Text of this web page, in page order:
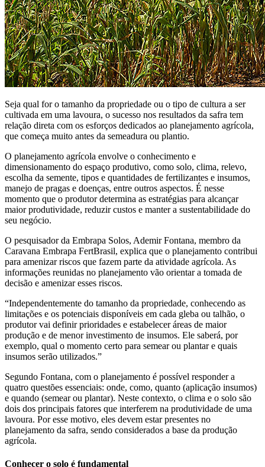
Seja qual for o tamanho da propriedade ou o tipo de cultura a ser
cultivada em uma lavoura, o sucesso nos resultados da safra tem
relação direta com os esforços dedicados ao planejamento agrícola,
que começa muito antes da semeadura ou plantio.
O planejamento agrícola envolve o conhecimento e
dimensionamento do espaço produtivo, como solo, clima, relevo,
escolha da semente, tipos e quantidades de fertilizantes e insumos,
manejo de pragas e doenças, entre outros aspectos. É nesse
momento que o produtor determina as estratégias para alcançar
maior produtividade, reduzir custos e manter a sustentabilidade do
seu negócio.
O pesquisador da Embrapa Solos, Ademir Fontana, membro da
Caravana Embrapa FertBrasil, explica que o planejamento contribui
para amenizar riscos que fazem parte da atividade agrícola. As
informações reunidas no planejamento vão orientar a tomada de
decisão e amenizar esses riscos.
“Independentemente do tamanho da propriedade, conhecendo as
limitações e os potenciais disponíveis em cada gleba ou talhão, o
produtor vai definir prioridades e estabelecer áreas de maior
produção e de menor investimento de insumos. Ele saberá, por
exemplo, qual o momento certo para semear ou plantar e quais
insumos serão utilizados.”
Segundo Fontana, com o planejamento é possível responder a
quatro questões essenciais: onde, como, quanto (aplicação insumos)
e quando (semear ou plantar). Neste contexto, o clima e o solo são
dois dos principais fatores que interferem na produtividade de uma
lavoura. Por esse motivo, eles devem estar presentes no
planejamento da safra, sendo considerados a base da produção
agrícola.
Conhecer o solo é fundamental